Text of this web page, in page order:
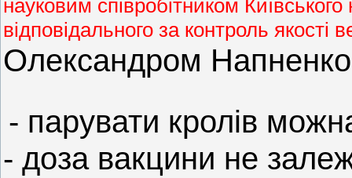
науковим співробітником
відповідального за контроль якості
Олександром
- парувати кролів
- доза вакцини не